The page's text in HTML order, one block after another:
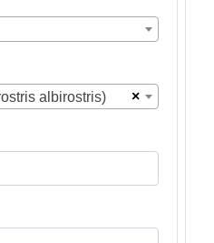
×
albirostris)